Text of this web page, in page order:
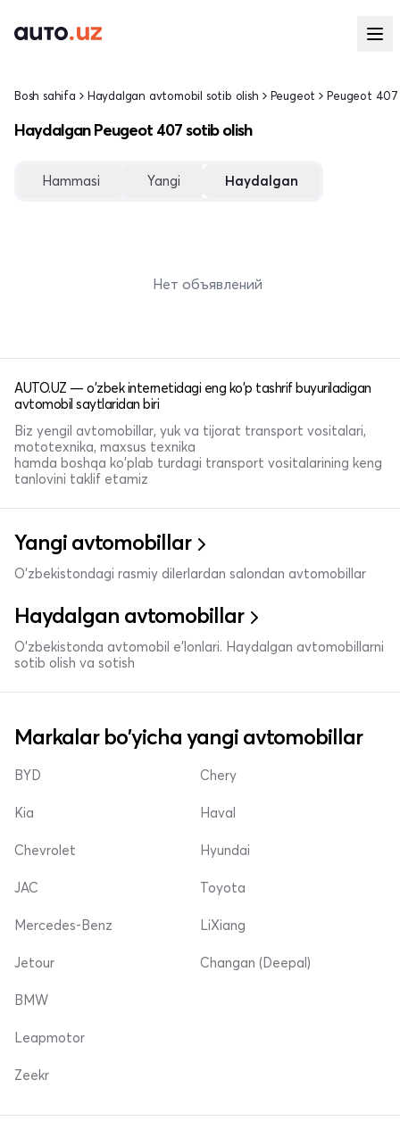
Bosh sahifa Haydalgan avtomobil sotib olish Peugeot Peugeot 407
Haydalgan Peugeot 407 sotib olish
Hammasi Yangi Haydalgan
Нет объявлений
AUTO.UZ — o'zbek internetidagi eng ko'p tashrif buyuriladigan
avtomobil saytlaridan biri
Biz yengil avtomobillar, yuk va tijorat transport vositalari,
mototexnika, maxsus texnika
hamda boshqa ko'plab turdagi transport vositalarining keng
tanlovini taklif etamiz
Yangi avtomobillar
O'zbekistondagi rasmiy dilerlardan salondan avtomobillar
Haydalgan avtomobillar
O'zbekistonda avtomobil e’lonlari. Haydalgan avtomobillarni
sotib olish va sotish
Markalar bo'yicha yangi avtomobillar
BYD
Kia
Chevrolet
Chery
Haval
Hyundai
JAC
Mercedes-Benz
Jetour
Toyota
LiXiang
Changan (Deepal)
BMW
Leapmotor
Zeekr